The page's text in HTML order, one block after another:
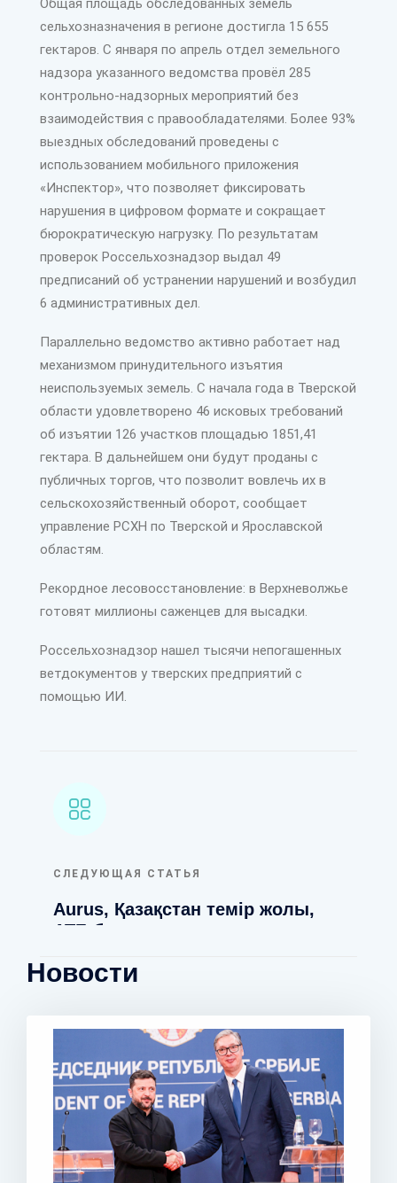
Общая площадь обследованных земель
сельхозназначения в регионе достигла 15 655
гектаров. С января по апрель отдел земельного
надзора указанного ведомства провёл 285
контрольно-надзорных мероприятий без
взаимодействия с правообладателями. Более 93%
выездных обследований проведены с
использованием мобильного приложения
«Инспектор», что позволяет фиксировать
нарушения в цифровом формате и сокращает
бюрократическую нагрузку. По результатам
проверок Россельхознадзор выдал 49
предписаний об устранении нарушений и возбудил
6 административных дел.
Параллельно ведомство активно работает над
механизмом принудительного изъятия
неиспользуемых земель. С начала года в Тверской
области удовлетворено 46 исковых требований
об изъятии 126 участков площадью 1851,41
гектара. В дальнейшем они будут проданы с
публичных торгов, что позволит вовлечь их в
сельскохозяйственный оборот, сообщает
управление РСХН по Тверской и Ярославской
областям.
Рекордное лесовосстановление: в Верхневолжье
готовят миллионы саженцев для высадки.
Россельхознадзор нашел тысячи непогашенных
ветдокументов у тверских предприятий с
помощью ИИ.
СЛЕДУЮЩАЯ СТАТЬЯ
Aurus, Қазақстан темір жолы,
АТБ банк и миллиарды: как
лизинговые схемы.
Новости